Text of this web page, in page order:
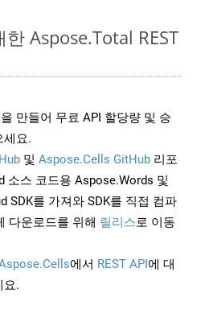
Aspose.Total REST
만들어 무료 API 할당량 및 승
세요.
및 Aspose.Cells GitHub 리포
소스 코드용 Aspose.Words 및
SDK를 가져와 SDK를 직접 컴파
다운로드를 위해 릴리스로 이동
에서 REST API에 대
요.